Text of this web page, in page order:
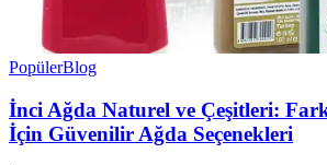
PopülerBlog
İnci Ağda Naturel ve Çeşitleri:
İçin Güvenilir Ağda Seçenekleri